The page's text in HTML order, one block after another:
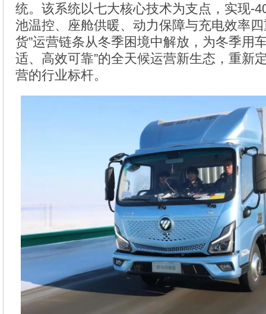
统。该系统以七大核心技术为支点，实现-
池温控、座舱供暖、动力保障与充电效率
货”运营链条从冬季困境中解放，为冬季用
适、高效可靠”的全天候运营新生态，重新
营的行业标杆。